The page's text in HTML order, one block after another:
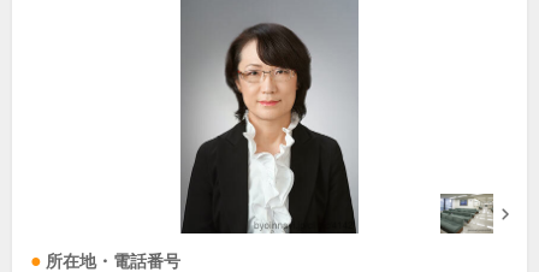
所在地・電話番号